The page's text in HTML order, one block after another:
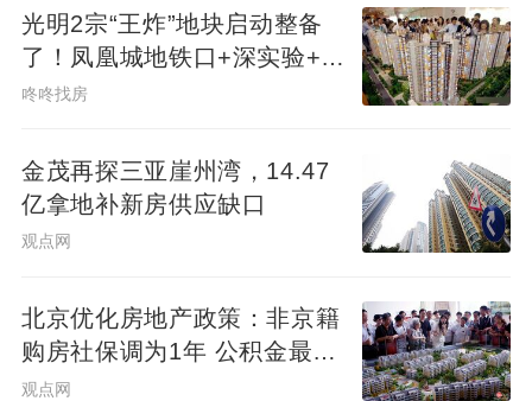
作为整体品牌活动，香港国际诗歌之夜以“多
语种语言对话” 为核心，在「光之艺术节」
x「浮标.香港国际诗歌之夜」的“光”语境下打
音乐家、艺术家、学者，以诗歌为桥梁，推
动跨越语言与文化的交流。呈现“语言
境”的“国际性”，让“光”成为“语言翻译官”，让
通情感，呼应光之艺术节“连接东西方”的愿
景。
光明2宗“王炸”地块启动整备
了！凤凰城地铁口+深实验+商
业环绕
咚咚找房
金茂再探三亚崖州湾，14.47
亿拿地补新房供应缺口
观点网
北京优化房地产政策：非京籍
购房社保调为1年 公积金最高
可贷340万元
观点网